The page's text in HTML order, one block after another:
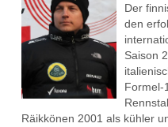
Der
den
Saison
Formel-
Räikkönen 2001 als kühler